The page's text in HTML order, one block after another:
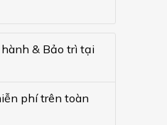
& Bảo trì tại
phí trên toàn